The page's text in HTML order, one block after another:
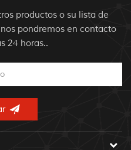
productos o su lista de
pondremos en contacto
24 horas..